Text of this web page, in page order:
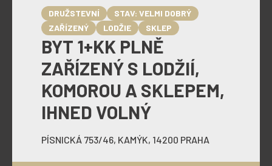
BYT 1+KK PLNĚ
ZAŘÍZENÝ S LODŽIÍ,
KOMOROU A SKLEPEM,
IHNED VOLNÝ
PÍSNICKÁ 753/46, KAMÝK, 14200 PRAHA
DRUŽSTEVNÍ
STAV: VELMI DOBRÝ
ZAŘÍZENÝ
LODŽIE SKLEP